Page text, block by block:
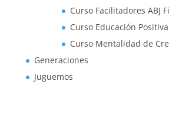
Curso Facilitadores ABJ
Curso Educación Positiva
Curso Mentalidad de
Generaciones
Juguemos